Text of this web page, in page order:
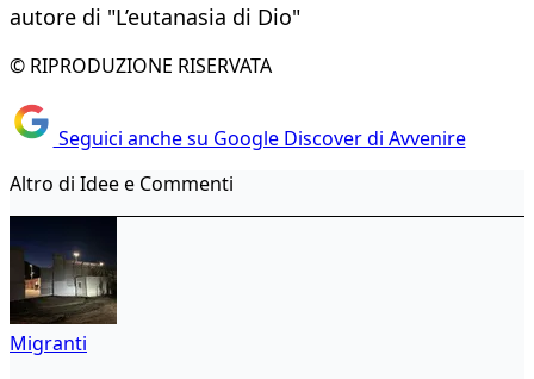
autore di "L’eutanasia di Dio"
© RIPRODUZIONE RISERVATA
Seguici anche su Google Discover di Avvenire
Altro di Idee e Commenti
Migranti